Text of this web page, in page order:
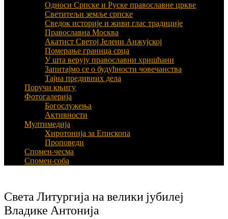
Односи Српске и Руске православне цркве
Светитељи земље српске
Сведок историје и живи глас традиције
Православна Москва
Акатист Светој Јелени Анжујској
Померање граница срца
У шта верују православни хришћани
Запитајмо се о будућности човечанства
Тајна предивних дела
Поручи књигу
Фотогалерија
Богослужења
Активности
Мултимедија
Хиротонија за Епископа
Проповеди
Спомен-чесма
Спомен-соба
Света Литургија на велики јубилеј
Владике Антонија